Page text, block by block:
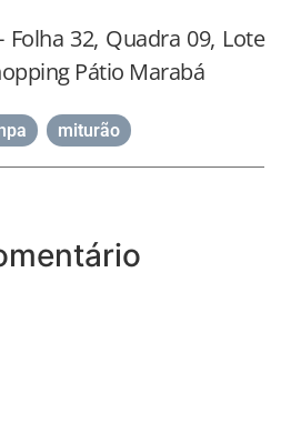
Folha 32, Quadra 09, Lote
Pátio Marabá
miturão